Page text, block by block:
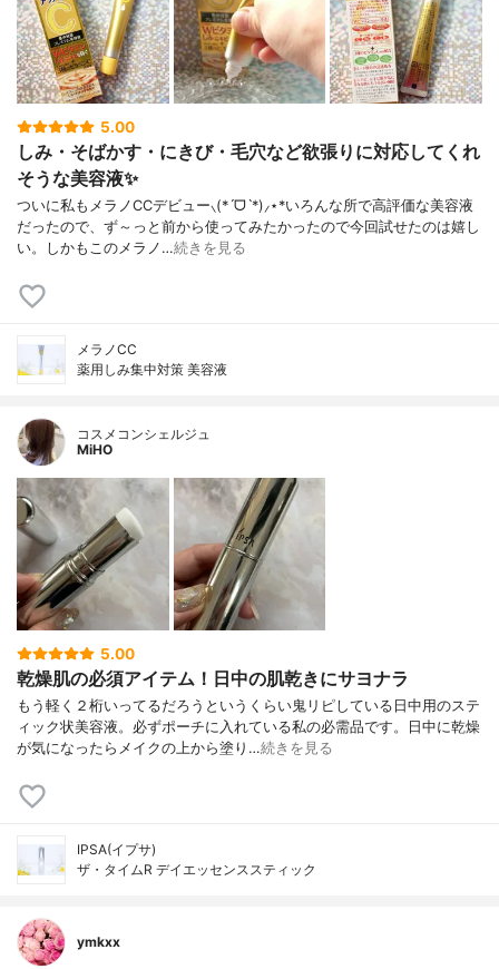
5.00
しみ・そばかす・にきび・毛穴など欲張りに対応してくれ
そうな美容液✨
ついに私もメラノCCデビュー⸜(*ˊᗜˋ*)⸝⋆*いろんな所で高評価な美容液
だったので、ず～っと前から使ってみたかったので今回試せたのは嬉し
い。しかもこのメラノ…続きを見る
メラノCC
薬用しみ集中対策 美容液
コスメコンシェルジュ
MiHO
5.00
乾燥肌の必須アイテム！日中の肌乾きにサヨナラ
もう軽く２桁いってるだろうというくらい鬼リピしている日中用のステ
ィック状美容液。必ずポーチに入れている私の必需品です。日中に乾燥
が気になったらメイクの上から塗り…続きを見る
IPSA(イプサ)
ザ・タイムR デイエッセンススティック
ymkxx